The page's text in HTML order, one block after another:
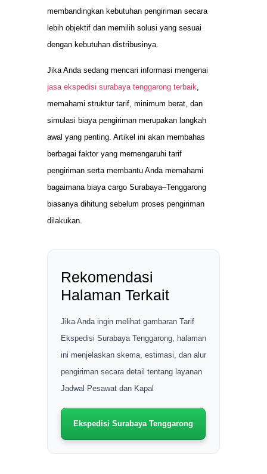
membandingkan kebutuhan pengiriman secara
lebih objektif dan memilih solusi yang sesuai
dengan kebutuhan distribusinya.
Jika Anda sedang mencari informasi mengenai
jasa ekspedisi surabaya tenggarong terbaik
memahami struktur tarif, minimum berat, dan
simulasi biaya pengiriman merupakan langkah
awal yang penting. Artikel ini akan membahas
berbagai faktor yang memengaruhi tarif
pengiriman serta membantu Anda memahami
bagaimana biaya cargo Surabaya–Tenggarong
biasanya dihitung sebelum proses pengiriman
dilakukan.
Rekomendasi
Halaman Terkait
Jika Anda ingin melihat gambaran Tarif
Ekspedisi Surabaya Tenggarong, halaman
ini menjelaskan skema, estimasi, dan alur
pengiriman secara detail tentang layanan
Jadwal Pesawat dan Kapal
Ekspedisi Surabaya Tenggarong